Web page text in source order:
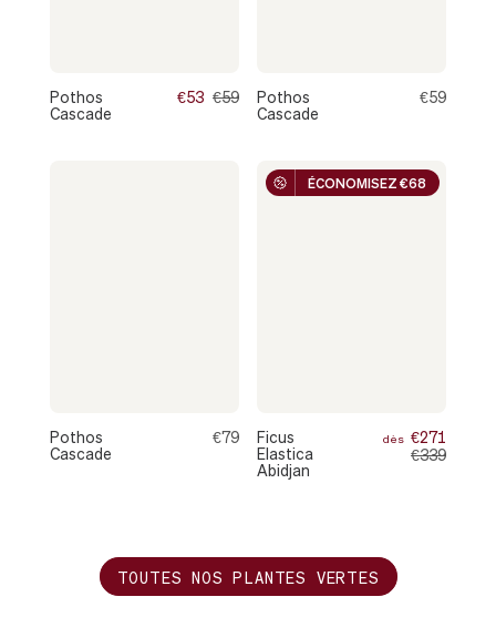
Pothos
Cascade
€53 €59
Pothos
Cascade
€59
Pothos
Cascade
€79
ÉCONOMISEZ €68
Ficus
Elastica
Abidjan
dès €271
€339
TOUTES NOS PLANTES VERTES